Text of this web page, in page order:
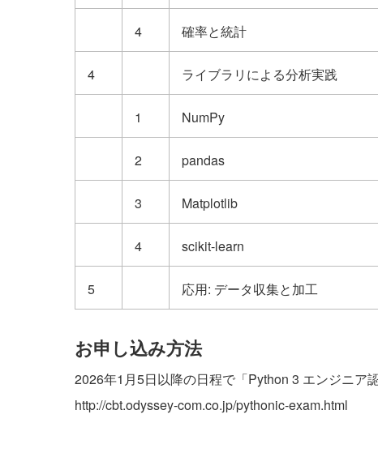
4 確率と統計
4 ライブラリによる分析実践
1 NumPy
2 pandas
3 Matplotlib
4 scikit-learn
5 応用: データ収集と加工
お申し込み方法
2026年1月5日以降の日程で「Python 3 エンジニア
http://cbt.odyssey-com.co.jp/pythonic-exam.html